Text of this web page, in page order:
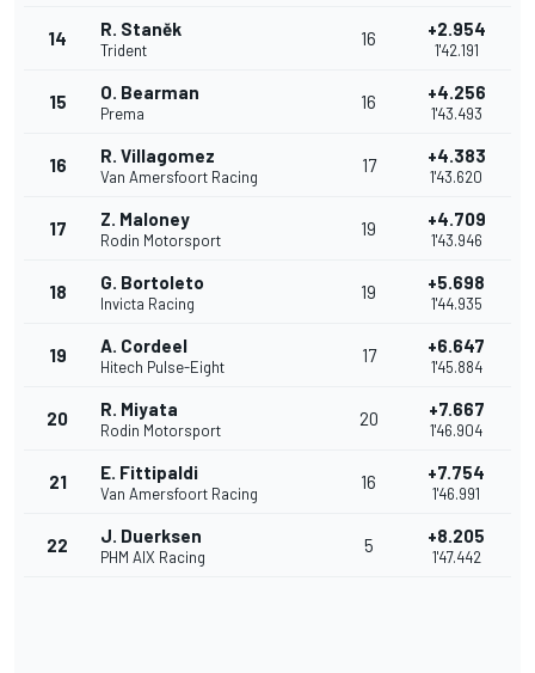
14 R. Staněk
Trident
16 +2.954
1'42.191
15 O. Bearman
Prema
16 +4.256
1'43.493
16 R. Villagomez
Van Amersfoort Racing
17 +4.383
1'43.620
17 Z. Maloney
Rodin Motorsport
19 +4.709
1'43.946
18 G. Bortoleto
Invicta Racing
19 +5.698
1'44.935
19 A. Cordeel
Hitech Pulse-Eight
17 +6.647
1'45.884
20 R. Miyata
Rodin Motorsport
20 +7.667
1'46.904
21 E. Fittipaldi
Van Amersfoort Racing
16 +7.754
1'46.991
22 J. Duerksen
PHM AIX Racing
5 +8.205
1'47.442